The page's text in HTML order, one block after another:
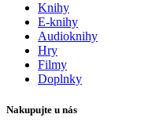
Knihy
E-knihy
Audioknihy
Hry
Filmy
Doplnky
Nakupujte u nás